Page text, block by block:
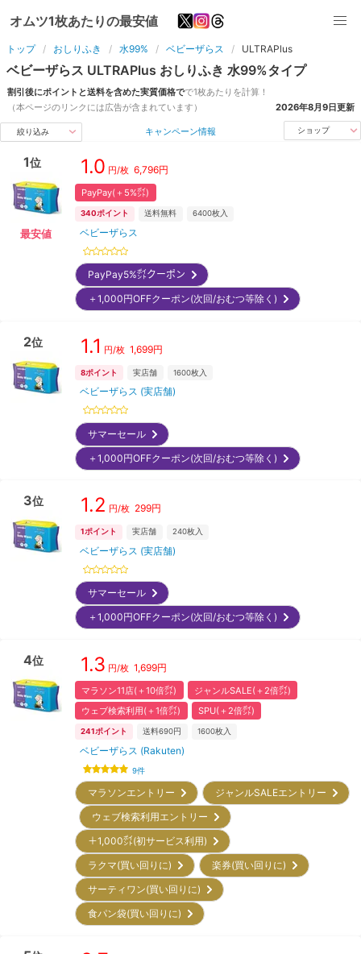
オムツ1枚あたりの最安値
トップ おしりふき 水99% ベビーザらス ULTRAPlus
ベビーザらス ULTRAPlus おしりふき 水99%タイプ
割引後にポイントと送料を含めた実質価格でで1枚あたりを計算！
（本ページのリンクには広告が含まれています）
2026年8月9日更新
絞り込み キャンペーン情報 ショップ
1位
最安値
1.0 円/枚 6,796円
PayPay(＋5%㌽)
340ポイント 送料無料 6400枚入
ベビーザらス
PayPay5%㌽クーポン
＋1,000円OFFクーポン(次回/おむつ等除く)
2位 1.1 円/枚 1,699円
8ポイント 実店舗 1600枚入
ベビーザらス (実店舗)
サマーセール
＋1,000円OFFクーポン(次回/おむつ等除く)
3位 1.2 円/枚 299円
1ポイント 実店舗 240枚入
ベビーザらス (実店舗)
サマーセール
＋1,000円OFFクーポン(次回/おむつ等除く)
4位 1.3 円/枚 1,699円
マラソン11店(＋10倍㌽)
ジャンルSALE(＋2倍㌽)
ウェブ検索利用(＋1倍㌽)
SPU(＋2倍㌽)
241ポイント 送料690円 1600枚入
ベビーザらス (Rakuten)
9件
マラソンエントリー
ジャンルSALEエントリー
ウェブ検索利用エントリー
＋1,000㌽(初サービス利用)
ラクマ(買い回りに)
楽券(買い回りに)
サーティワン(買い回りに)
食パン袋(買い回りに)